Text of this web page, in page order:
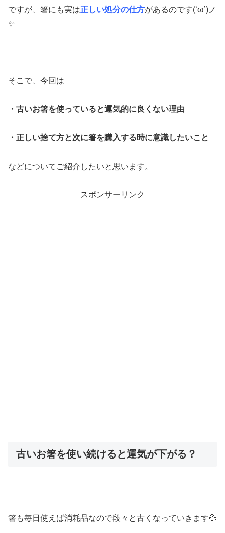
ですが、箸にも実は正しい処分の仕方があるのです(‘ω’)ノ
✨
そこで、今回は
・古いお箸を使っていると運気的に良くない理由
・正しい捨て方と次に箸を購入する時に意識したいこと
などについてご紹介したいと思います。
スポンサーリンク
古いお箸を使い続けると運気が下がる？
箸も毎日使えば消耗品なので段々と古くなっていきます💦